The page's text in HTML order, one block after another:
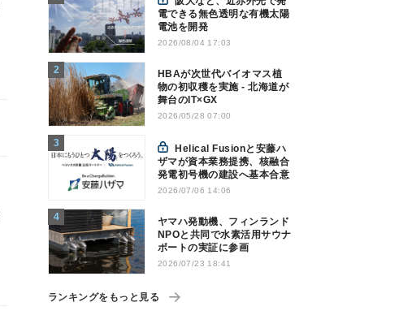
電できる無色透明な有機太陽
電池を開発
2026/08/04 17:03
HBAが次世代バイオマス植
物の初収穫を実施 - 北海道が
舞台のIT×GX
2026/05/28 07:00
Helical Fusionと安藤ハ
ザマが資本業務提携、核融合
発電初号機の建設へ基本合意
2026/07/06 14:06
ヤマハ発動機、フィンランド
NPOと共同で水素活用サウナ
ボートの実証に参画
2026/07/23 18:41
ランキングをもっと見る